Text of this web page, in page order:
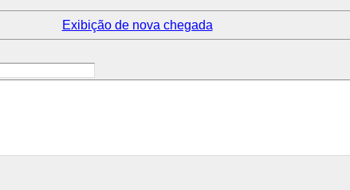
Exibição de nova chegada